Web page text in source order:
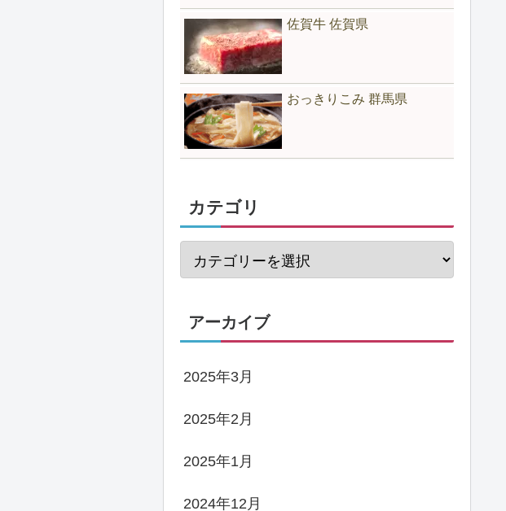
佐賀牛 佐賀県
おっきりこみ 群馬県
カテゴリ
アーカイブ
2025年3月
2025年2月
2025年1月
2024年12月